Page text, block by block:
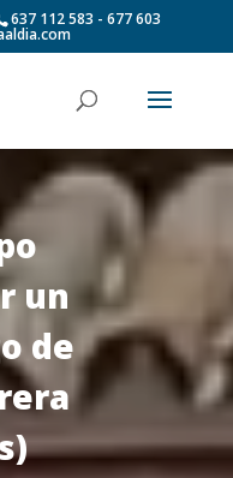
637 112 583 - 677 603
un
de